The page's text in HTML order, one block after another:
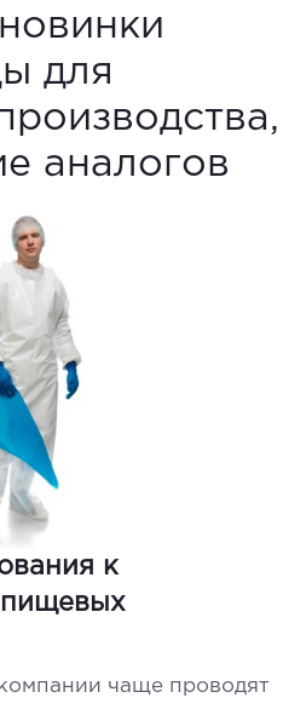
для
аналогов
к
чаще проводят